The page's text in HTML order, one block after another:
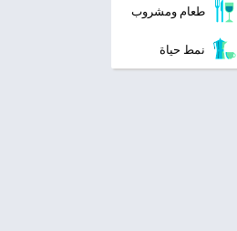
طعام ومشروب
نمط حياة